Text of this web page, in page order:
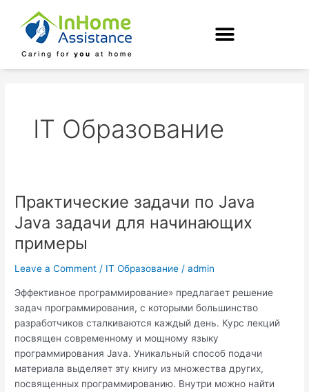
content
IT Образование
Практические задачи по Java
Java задачи для начинающих
примеры
Leave a Comment / IT Образование /admin
Эффективное программирование» предлагает решение
задач программирования, с которыми большинство
разработчиков сталкиваются каждый день. Курс лекций
посвящен современному и мощному языку
программирования Java. Уникальный способ подачи
материала выделяет эту книгу из множества других,
посвященных программированию. Внутри можно найти
Практические
задачи
по
Java
задачи
для
начинающих
примеры